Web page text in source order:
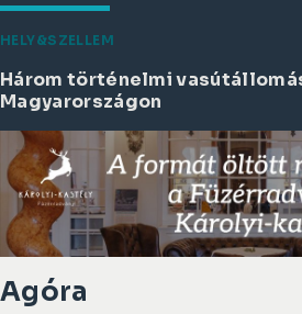
HELY&SZELLEM
Három történelmi
Magyarországon
Agóra